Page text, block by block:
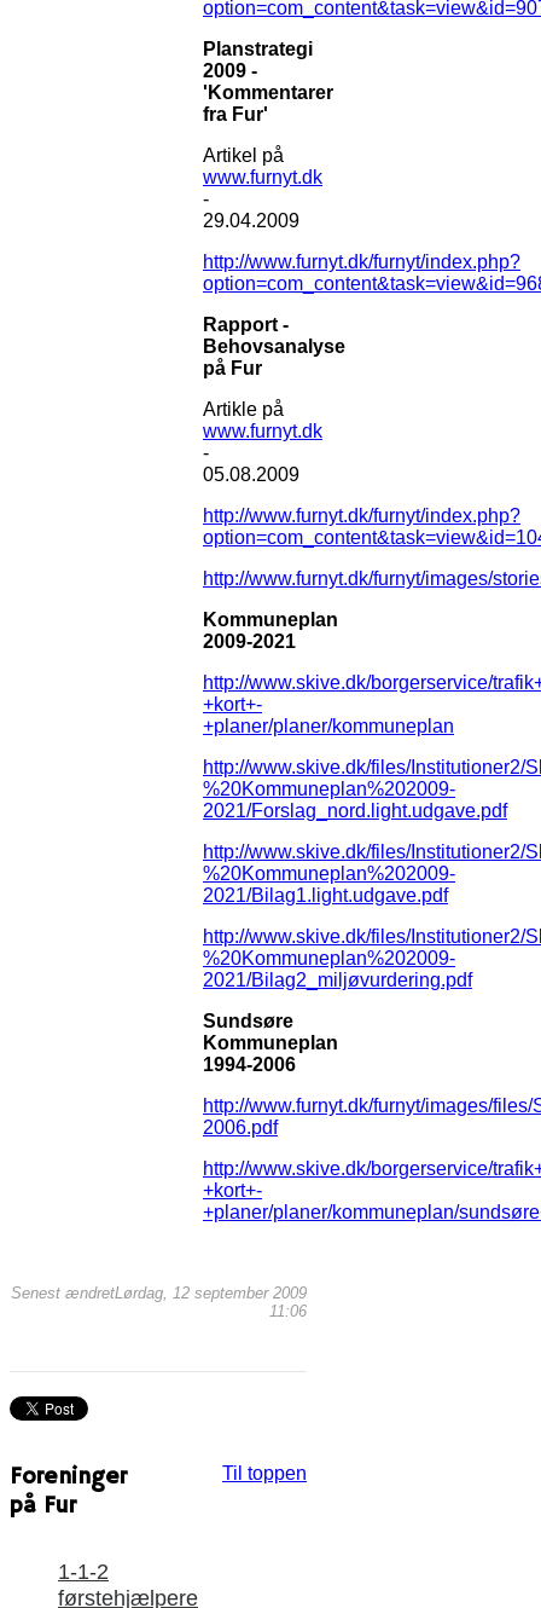
Planstrategi
2009 -
'Kommentarer
fra Fur'
Artikel på
www.furnyt.dk
-
29.04.2009
http://www.furnyt.dk/furnyt/index.php?
Rapport -
Behovsanalyse
på Fur
Artikle på
www.furnyt.dk
-
05.08.2009
http://www.furnyt.dk/furnyt/index.php?
http://www.furnyt.dk/furnyt/images/
Kommuneplan
2009-2021
http://www.skive.dk/borgerservice/
+kort+-
+planer/planer/kommuneplan
http://www.skive.dk/files/Institutioner2/
%20Kommuneplan%202009-
2021/Forslag_nord.light.udgave.pdf
http://www.skive.dk/files/Institutioner2/
%20Kommuneplan%202009-
2021/Bilag1.light.udgave.pdf
http://www.skive.dk/files/Institutioner2/
%20Kommuneplan%202009-
2021/Bilag2_miljøvurdering.pdf
Sundsøre
Kommuneplan
1994-2006
http://www.furnyt.dk/furnyt/images/
2006.pdf
http://www.skive.dk/borgerservice/
+kort+-
+planer/planer/kommuneplan/
Senest ændretLørdag, 12 september 2009
11:06
Til toppen
Foreninger
på Fur
1-1-2
førstehjælpere